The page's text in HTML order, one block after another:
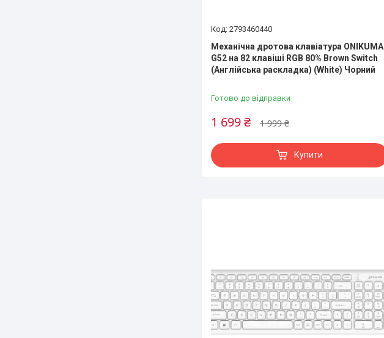
2793460440
Механічна дротова клавіатура ONIKUMA
G52 на 82 клавіші RGB 80% Brown Switch
(Англійська раскладка) (White) Чорний
Готово до відправки
1 999 ₴
1 699 ₴
Купити